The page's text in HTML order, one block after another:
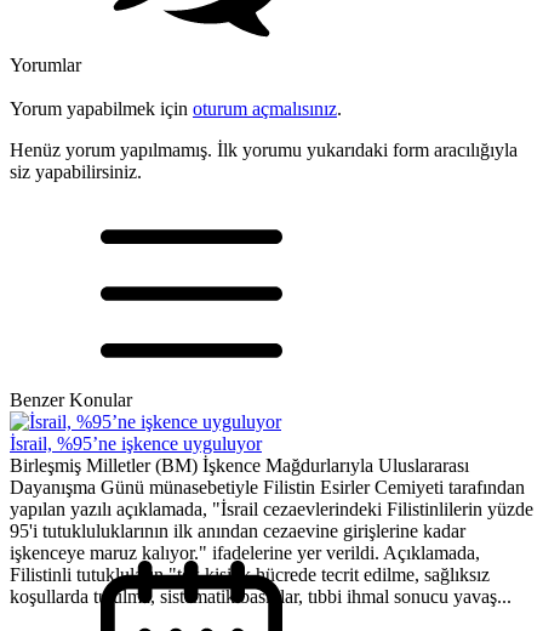
Yorumlar
Yorum yapabilmek için oturum açmalısınız.
Henüz yorum yapılmamış. İlk yorumu yukarıdaki form aracılığıyla
siz yapabilirsiniz.
Benzer Konular
İsrail, %95’ne işkence uyguluyor
Birleşmiş Milletler (BM) İşkence Mağdurlarıyla Uluslararası
Dayanışma Günü münasebetiyle Filistin Esirler Cemiyeti tarafından
yapılan yazılı açıklamada, "İsrail cezaevlerindeki Filistinlilerin yüzde
95'i tutukluluklarının ilk anından cezaevine girişlerine kadar
işkenceye maruz kalıyor." ifadelerine yer verildi. Açıklamada,
Filistinli tutukluların "tek kişilik hücrede tecrit edilme, sağlıksız
koşullarda tutulma, sistematik baskılar, tıbbi ihmal sonucu yavaş...